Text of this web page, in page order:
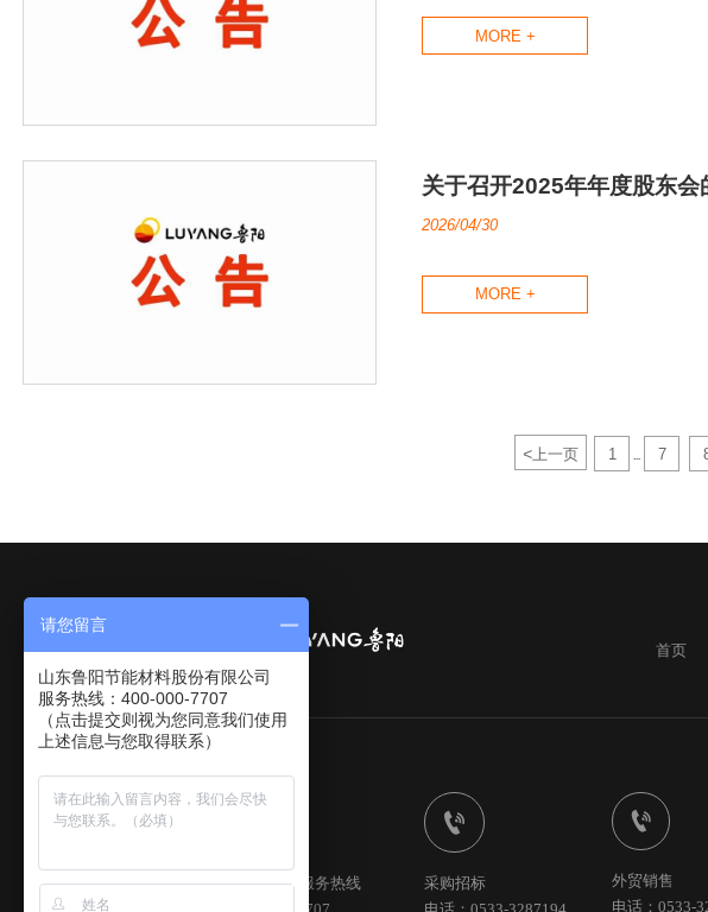
MORE +
关于召开2025年年度股东会
2026/04/30
MORE +
< 上一页 1 7
首页
全国统一服务热线

采购招标

外贸销售
电话：0533-
请您留言
山东鲁阳节能材料股份有限公司
服务热线：400-000-7707
（点击提交则视为您同意我们使用
上述信息与您取得联系）